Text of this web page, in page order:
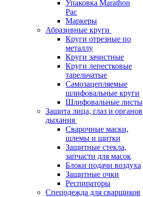
Упаковка Marathon
Pac
Маркеры
Абразивные круги
Круги отрезные по
металлу
Круги зачистные
Круги лепестковые
тарельчатые
Самозацепляемые
шлифовальные круги
Шлифовальные листы
Защита лица, глаз и органов
дыхания
Сварочные маски,
шлемы и щитки
Защитные стекла,
запчасти для масок
Блоки подачи воздуха
Защитные очки
Респираторы
Спецодежда для сварщиков